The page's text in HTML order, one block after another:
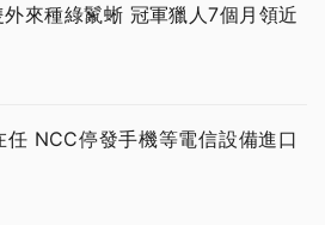
來種綠鬣蜥 冠軍獵人7個月領近
NCC停發手機等電信設備進口